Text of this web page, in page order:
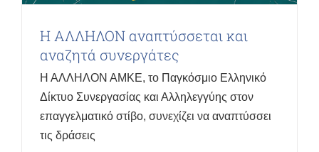
Η ΑΛΛΗΛΟΝ αναπτύσσεται και
αναζητά συνεργάτες
Η ΑΛΛΗΛΟΝ ΑΜΚΕ, το Παγκόσμιο Ελληνικό
Δίκτυο Συνεργασίας και Αλληλεγγύης στον
επαγγελματικό στίβο, συνεχίζει να αναπτύσσει
τις δράσεις